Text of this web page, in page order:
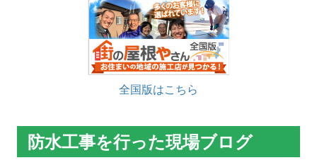
全国版はこちら
防水工事を行った現場ブログ